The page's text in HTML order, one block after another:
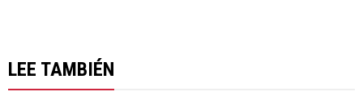
LEE TAMBIÉN